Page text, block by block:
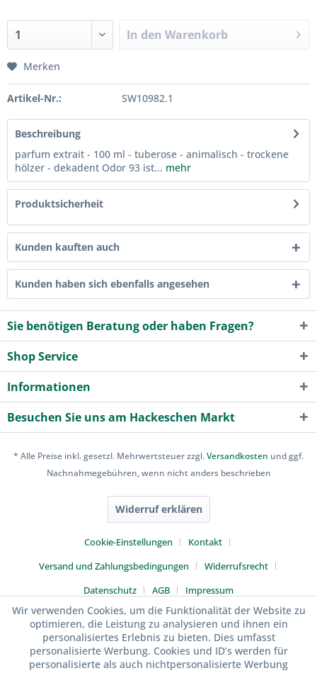
In den Warenkorb
Merken
Artikel-Nr.: SW10982.1
Beschreibung
parfum extrait - 100 ml - tuberose - animalisch - trockene
hölzer - dekadent Odor 93 ist... mehr
Produktsicherheit
Kunden kauften auch
Kunden haben sich ebenfalls angesehen
Sie benötigen Beratung oder haben Fragen?
Shop Service
Informationen
Besuchen Sie uns am Hackeschen Markt
* Alle Preise inkl. gesetzl. Mehrwertsteuer zzgl.Versandkosten und ggf.
Nachnahmegebühren, wenn nicht anders beschrieben
Widerruf erklären
Cookie-Einstellungen
Kontakt
Versand und Zahlungsbedingungen
Widerrufsrecht
Datenschutz
AGB Impressum
Wir verwenden Cookies, um die Funktionalität der Website zu
optimieren, die Leistung zu analysieren und ihnen ein
personalisiertes Erlebnis zu bieten. Dies umfasst
personalisierte Werbung. Cookies und ID’s werden für
personalisierte als auch nichtpersonalisierte Werbung